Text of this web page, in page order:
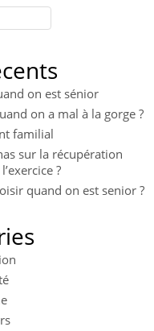
on est sénior
on a mal à la gorge ?
familial
sur la récupération
?
quand on est senior ?